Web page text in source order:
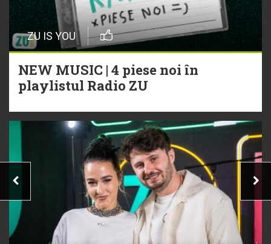
ZU IS YOU
NEW MUSIC | 4 piese noi în
playlistul Radio ZU